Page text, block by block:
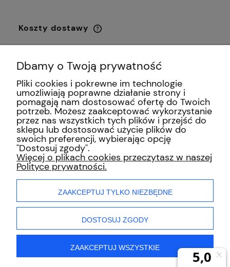
Koszty dostawy
Cena nie zawiera ewentualnych kosztów
płatności
Przesyłka kurierska DHL
0,00 zł
Odbiór osobisty(Al. Krakowska
213, 02-180 Warszawa)
0,00 zł
INFORMACJE
ZAKUPY
MOJE KONTO
Dbamy o Twoją prywatność
Pliki cookies i pokrewne im technologie
umożliwiają poprawne działanie strony i
pomagają nam dostosować ofertę do Twoich
potrzeb. Możesz zaakceptować wykorzystanie
przez nas wszystkich tych plików i przejść do
sklepu lub dostosować użycie plików do
swoich preferencji, wybierając opcję
"Dostosuj zgody".
Więcej o plikach cookies przeczytasz w naszej
Polityce prywatności.
ZAAKCEPTUJ TYLKO NIEZBĘDNE
DOSTOSUJ ZGODY
ZAAKCEPTUJ WSZYSTKIE